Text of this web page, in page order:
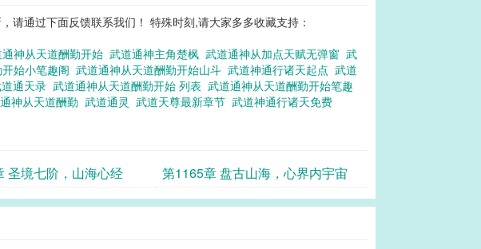
请通过下面反馈联系我们！ 特殊时刻,请大家多多收藏支持：
神从天道酬勤开始 武道通神主角楚枫 武道通神从加点天赋无弹窗 武
始小笔趣阁 武道通神从天道酬勤开始山斗 武道神通行诸天起点 武道
通天录 武道通神从天道酬勤开始 列表 武道通神从天道酬勤开始笔趣
神从天道酬勤 武道通灵 武道天尊最新章节 武道神通行诸天免费
圣境七阶，山海心经 第1165章 盘古山海，心界内宇宙